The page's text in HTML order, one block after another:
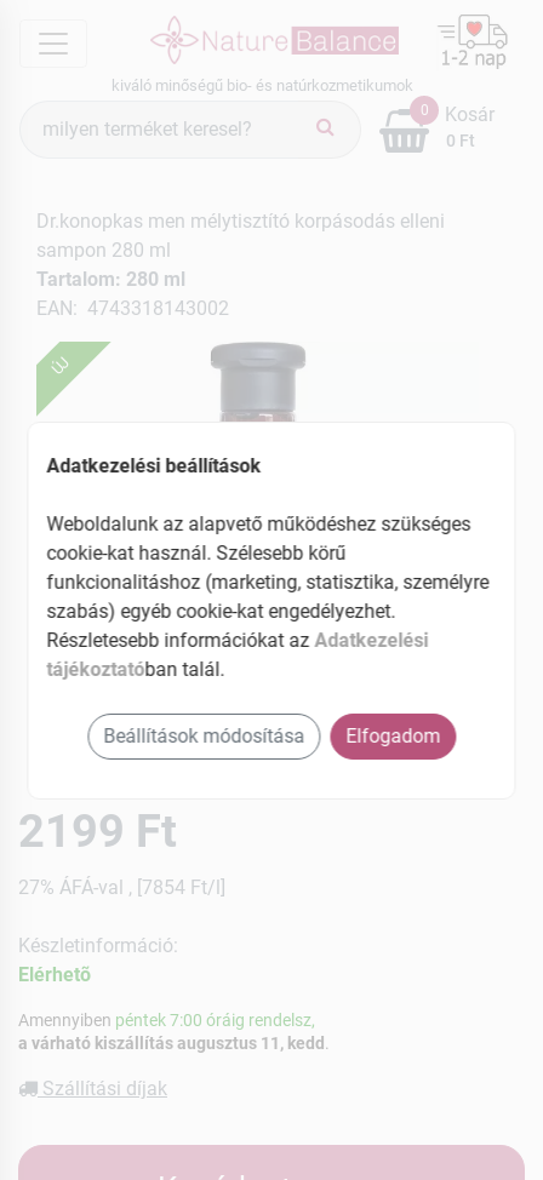
menu
kiváló minőségű bio- és natúrkozmetikumok
keresés
0
0 Ft
Kosár
ÚJ
Dr.konopkas men mélytisztító korpásodás elleni
sampon 280 ml
Tartalom: 280 ml
EAN: 4743318143002
2199 Ft
27% ÁFÁ-val , [7854 Ft/l]
Készletinformáció:
Elérhetõ
Amennyiben péntek 7:00 óráig rendelsz,
a várható kiszállítás augusztus 11, kedd
Szállítási díjak
Adatkezelési beállítások
Weboldalunk az alapvető működéshez szükséges
cookie-kat használ. Szélesebb körű
funkcionalitáshoz (marketing, statisztika, személyre
szabás) egyéb cookie-kat engedélyezhet.
Részletesebb információkat azAdatkezelési
tájékoztatóban talál.
Beállítások módosítása Elfogadom